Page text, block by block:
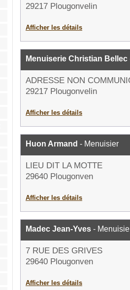
29217 Plougonvelin
Afficher les détails
Menuiserie Christian Bellec
ADRESSE NON
29217 Plougonvelin
Afficher les détails
Huon Armand - Menuisier
LIEU DIT LA MOTTE
29640 Plougonven
Afficher les détails
Madec Jean-Yves -
7 RUE DES GRIVES
29640 Plougonven
Afficher les détails